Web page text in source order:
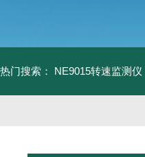
热门搜索： NE9015转速监测仪